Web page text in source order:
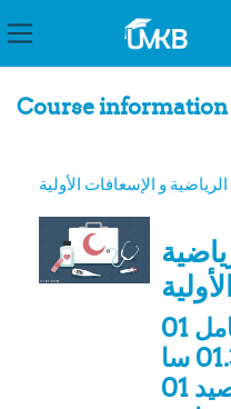
Course information
و الإسعافات الأولية
01